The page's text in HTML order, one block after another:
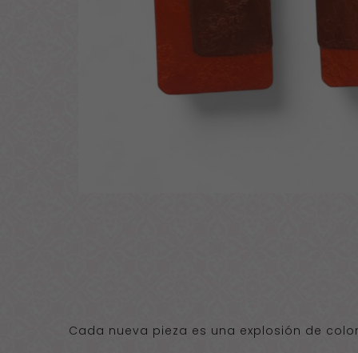
Cada nueva pieza es una explosión de